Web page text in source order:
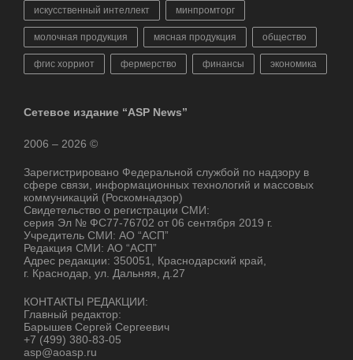
искусственный интеллект минпромторг
молочная продукция мясная продукция общество
фгис хорриот фермерство финансы экономика
Сетевое издание “ASP News”
2006 – 2026 ©
Зарегистрировано Федеральной службой по надзору в
сфере связи, информационных технологий и массовых
коммуникаций (Роскомнадзор)
Свидетельство о регистрации СМИ:
серия Эл № ФС77-76702 от 06 сентября 2019 г.
Учредитель СМИ: АО “АСП”
Редакция СМИ: АО “АСП”
Адрес редакции: 350051, Краснодарский край,
г. Краснодар, ул. Дальняя, д.27
КОНТАКТЫ РЕДАКЦИИ:
Главный редактор:
Барышев Сергей Сергеевич
+7 (499) 380-83-05
asp@aoasp.ru